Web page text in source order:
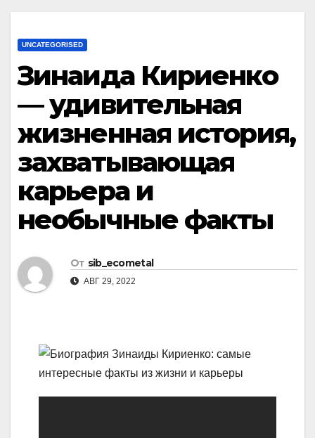
UNCATEGORISED
Зинаида Кириенко
— удивительная
жизненная история,
захватывающая
карьера и
необычные факты
От sib_ecometal
АВГ 29, 2022